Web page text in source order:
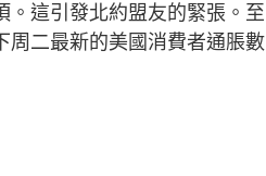
。這引發北約盟友的緊張。至
周二最新的美國消費者通脹數